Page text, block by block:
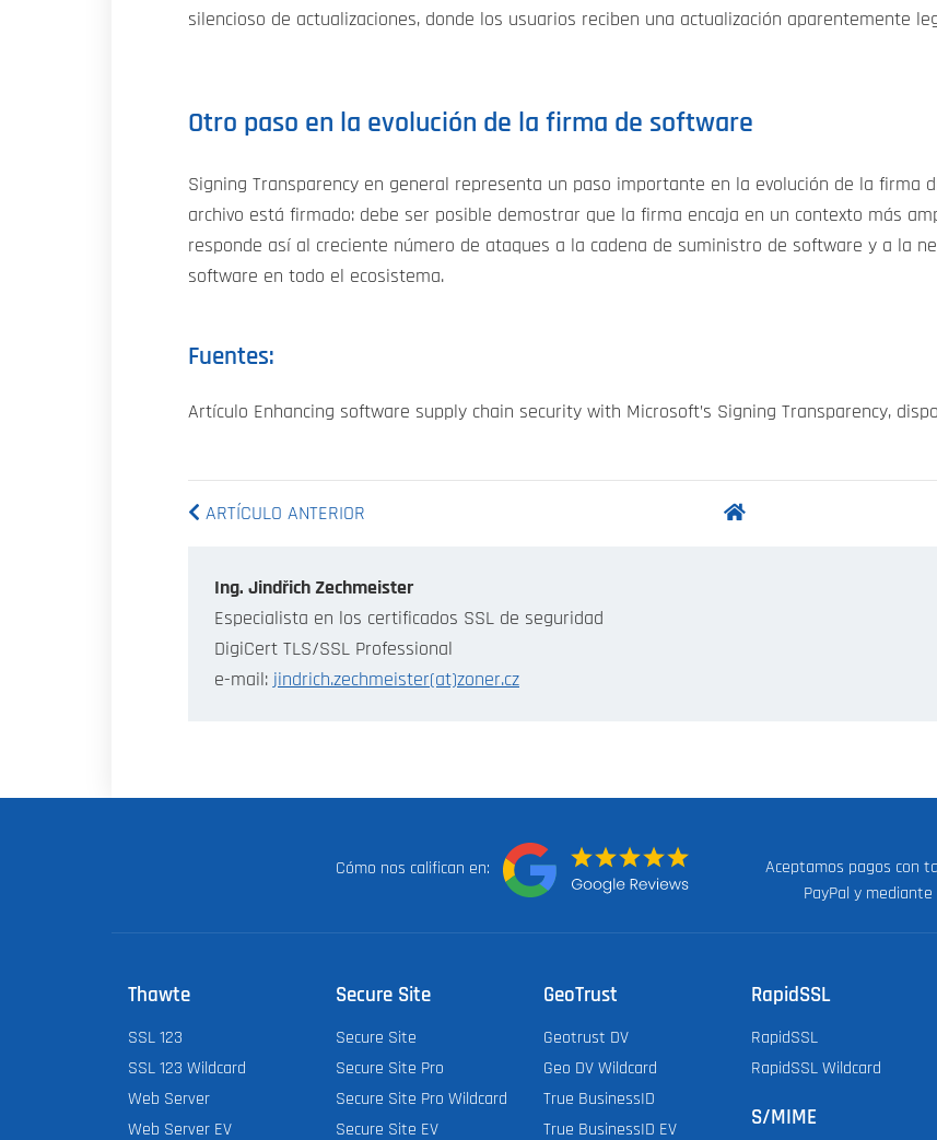
silencioso de actualizaciones, donde los usuarios reciben una actualización aparentemente
Otro paso en la evolución de la firma de software
Signing Transparency en general representa un paso importante en la evolución de la firma
archivo está firmado: debe ser posible demostrar que la firma encaja en un contexto más
responde así al creciente número de ataques a la cadena de suministro de software y a la
software en todo el ecosistema.
Fuentes:
Artículo Enhancing software supply chain security with Microsoft’s Signing Transparency,
ARTÍCULO ANTERIOR
Ing. Jindřich Zechmeister
Especialista en los certificados SSL de seguridad
DigiCert TLS/SSL Professional
e-mail: jindrich.zechmeister(at)zoner.cz
Cómo nos califican en:
Aceptamos pagos con
PayPal y
Thawte
SSL 123
SSL 123 Wildcard
Web Server
Web Server EV
Secure Site
Secure Site
Secure Site Pro
Secure Site Pro Wildcard
Secure Site EV
GeoTrust
Geotrust DV
Geo DV Wildcard
True BusinessID
True BusinessID EV
RapidSSL
RapidSSL
RapidSSL Wildcard
S/MIME